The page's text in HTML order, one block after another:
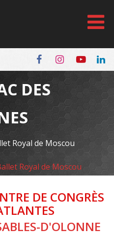
DES
Royal de Moscou
Royal de Moscou
DE CONGRÈS
D'OLONNE